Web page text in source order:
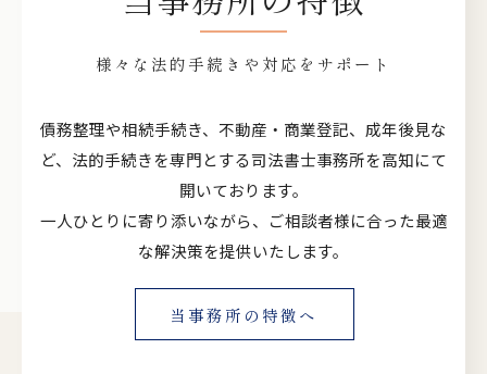
様々な法的手続きや対応をサポート
債務整理や相続手続き、不動産・商業登記、成年後見な
ど、法的手続きを専門とする司法書士事務所を高知にて
開いております。
一人ひとりに寄り添いながら、ご相談者様に合った最適
な解決策を提供いたします。
当事務所の特徴へ